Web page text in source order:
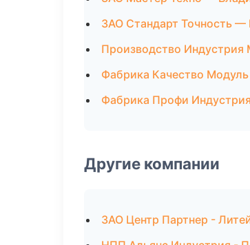
ЗАО Стандарт Точность —
Производство
Фабрика Качество
Фабрика Профи
Другие компании
ЗАО Центр Партнер -